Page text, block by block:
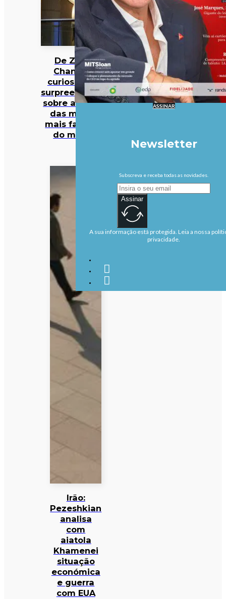
De Zara a
Chanel: 12
curiosidades
surpreendentes
sobre algumas
das marcas
mais famosas
do mundo
Irão:
Pezeshkian
analisa
com
aiatola
Khamenei
situação
económica
e guerra
com EUA
ASSINAR
Newsletter
Subscreva e receba todas as novidades.
Assinar
A sua informação está protegida. Leia a nossa
privacidade.